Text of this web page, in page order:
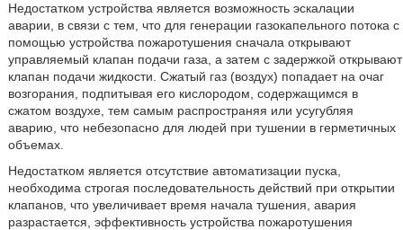
Недостатком устройства является возможность эскалации
аварии, в связи с тем, что для генерации газокапельного потока с
помощью устройства пожаротушения сначала открывают
управляемый клапан подачи газа, а затем с задержкой открывают
клапан подачи жидкости. Сжатый газ (воздух) попадает на очаг
возгорания, подпитывая его кислородом, содержащимся в
сжатом воздухе, тем самым распространяя или усугубляя
аварию, что небезопасно для людей при тушении в герметичных
объемах.
Недостатком является отсутствие автоматизации пуска,
необходима строгая последовательность действий при открытии
клапанов, что увеличивает время начала тушения, авария
разрастается, эффективность устройства пожаротушения